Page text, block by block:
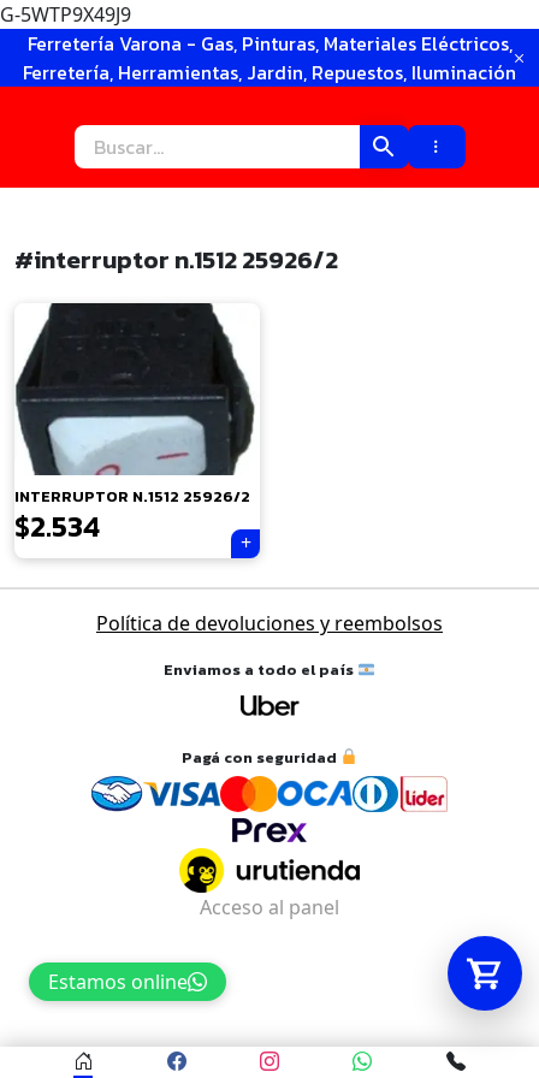
G-5WTP9X49J9
Ferretería Varona - Gas, Pinturas, Materiales Eléctricos,
Ferretería, Herramientas, Jardin, Repuestos, Iluminación
#interruptor n.1512 25926/2
INTERRUPTOR N.1512 25926/2
$2.534
Política de devoluciones y reembolsos
Enviamos a todo el país
Pagá con seguridad
Estamos online
Acceso al panel
Tu carrito está vacío.
automáticamente.